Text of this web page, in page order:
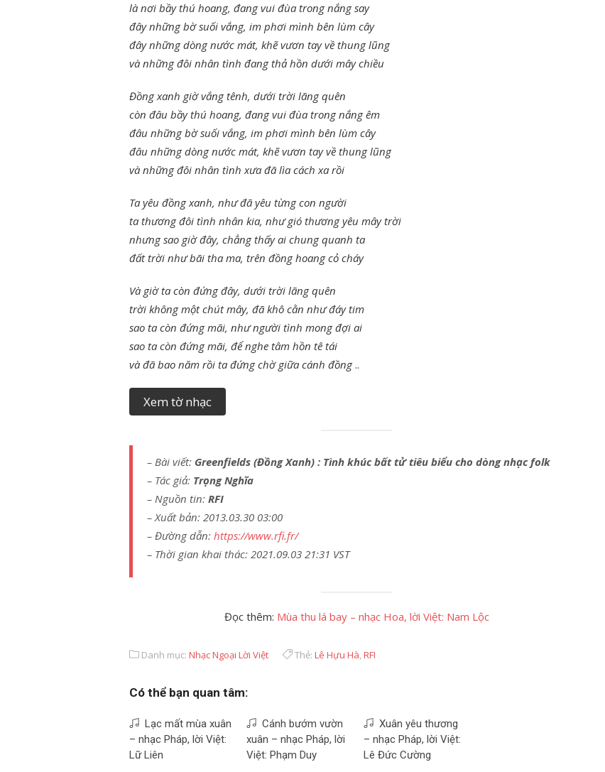
là nơi bầy thú hoang, đang vui đùa trong nắng say
đây những bờ suối vắng, im phơi mình bên lùm cây
đây những dòng nước mát, khẽ vươn tay về thung lũng
và những đôi nhân tình đang thả hồn dưới mây chiều
Đồng xanh giờ vắng tênh, dưới trời lãng quên
còn đâu bầy thú hoang, đang vui đùa trong nắng êm
đâu những bờ suối vắng, im phơi mình bên lùm cây
đâu những dòng nước mát, khẽ vươn tay về thung lũng
và những đôi nhân tình xưa đã lìa cách xa rồi
Ta yêu đồng xanh, như đã yêu từng con người
ta thương đôi tình nhân kia, như gió thương yêu mây trời
nhưng sao giờ đây, chẳng thấy ai chung quanh ta
đất trời như bãi tha ma, trên đồng hoang cỏ cháy
Và giờ ta còn đứng đây, dưới trời lãng quên
trời không một chút mây, đã khô cằn như đáy tim
sao ta còn đứng mãi, như người tình mong đợi ai
sao ta còn đứng mãi, để nghe tâm hồn tê tái
và đã bao năm rồi ta đứng chờ giữa cánh đồng..
Xem tờ nhạc
– Bài viết: Greenfields (Đồng Xanh) : Tình khúc bất tử tiêu biểu cho dòng nhạc folk
– Tác giả: Trọng Nghĩa
– Nguồn tin: RFI
– Xuất bản: 2013.03.30 03:00
– Đường dẫn: https://www.rfi.fr/
– Thời gian khai thác: 2021.09.03 21:31 VST
Đọc thêm: Mùa thu lá bay – nhạc Hoa, lời Việt: Nam Lộc
Danh mục: Nhạc Ngoại Lời Việt Thẻ: Lê Hựu Hà,RFI
Có thể bạn quan tâm:
Lạc mất mùa xuân
– nhạc Pháp, lời Việt:
Lữ Liên
Cánh bướm vườn
xuân – nhạc Pháp, lời
Việt: Phạm Duy
Xuân yêu thương
– nhạc Pháp, lời Việt:
Lê Đức Cường